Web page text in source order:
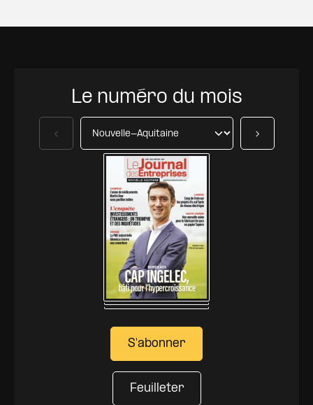
Le numéro du mois
S'abonner
Feuilleter
Précédent Suivant